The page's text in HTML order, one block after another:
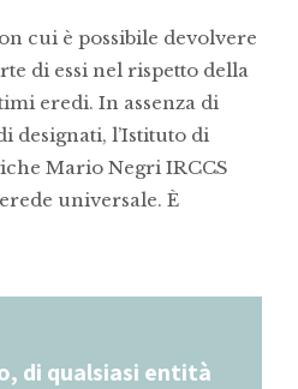
cui è possibile devolvere
di essi nel rispetto della
eredi. In assenza di
designati, l’Istituto di
Mario Negri IRCCS
universale. È
di qualsiasi entità